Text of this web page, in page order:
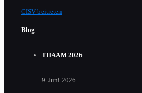
CISV beitreten
Blog
THAAM 2026
9. Juni 2026